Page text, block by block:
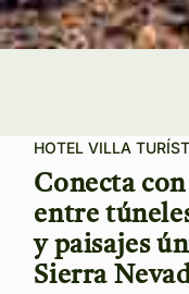
HOTEL VILLA
Conecta
entre
y paisajes
Sierra